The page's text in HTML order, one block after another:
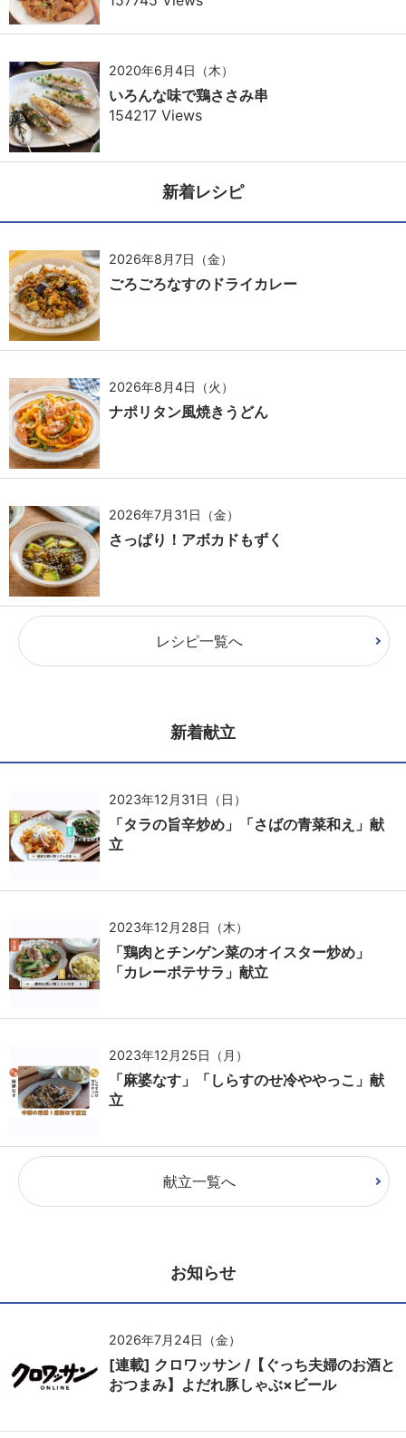
2020年6月4日（木）
いろんな味で鶏ささみ串
154217 Views
新着レシピ
2026年8月7日（金）
ごろごろなすのドライカレー
2026年8月4日（火）
ナポリタン風焼きうどん
2026年7月31日（金）
さっぱり！アボカドもずく
レシピ一覧へ
新着献立
2023年12月31日（日）
「タラの旨辛炒め」「さばの青菜和え」献
立
2023年12月28日（木）
「鶏肉とチンゲン菜のオイスター炒め」
「カレーポテサラ」献立
2023年12月25日（月）
「麻婆なす」「しらすのせ冷ややっこ」献
立
献立一覧へ
お知らせ
2026年7月24日（金）
[連載] クロワッサン /【ぐっち夫婦のお酒と
おつまみ】よだれ豚しゃぶ×ビール